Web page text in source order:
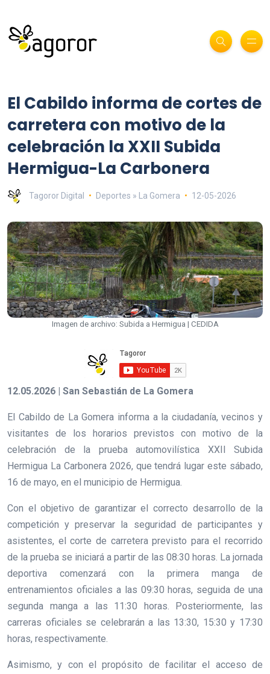
El Cabildo informa de cortes de
carretera con motivo de la
celebración la XXII Subida
Hermigua-La Carbonera
Tagoror Digital Deportes » La Gomera 12-05-2026
Imagen de archivo: Subida a Hermigua | CEDIDA
12.05.2026 | San Sebastián de La Gomera
El Cabildo de La Gomera informa a la ciudadanía, vecinos y
visitantes de los horarios previstos con motivo de la
celebración de la prueba automovilística XXII Subida
Hermigua La Carbonera 2026, que tendrá lugar este sábado,
16 de mayo, en el municipio de Hermigua.
Con el objetivo de garantizar el correcto desarrollo de la
competición y preservar la seguridad de participantes y
asistentes, el corte de carretera previsto para el recorrido
de la prueba se iniciará a partir de las 08:30 horas. La jornada
deportiva comenzará con la primera manga de
entrenamientos oficiales a las 09:30 horas, seguida de una
segunda manga a las 11:30 horas. Posteriormente, las
carreras oficiales se celebrarán a las 13:30, 15:30 y 17:30
horas, respectivamente.
Asimismo, y con el propósito de facilitar el acceso de